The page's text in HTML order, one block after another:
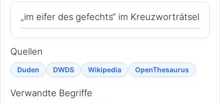
„im eifer des gefechts“ im Kreuzworträtsel
Quellen
Duden DWDS Wikipedia OpenThesaurus
Verwandte Begriffe